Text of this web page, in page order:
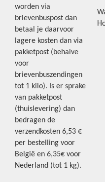
worden via
brievenbuspost dan
betaal je daarvoor
lagere kosten dan via
pakketpost (behalve
voor
brievenbuszendingen
tot 1 kilo). Is er sprake
van pakketpost
(thuislevering) dan
bedragen de
verzendkosten 6,53 €
per bestelling voor
België en 6,35€ voor
Nederland (tot 1 kg).